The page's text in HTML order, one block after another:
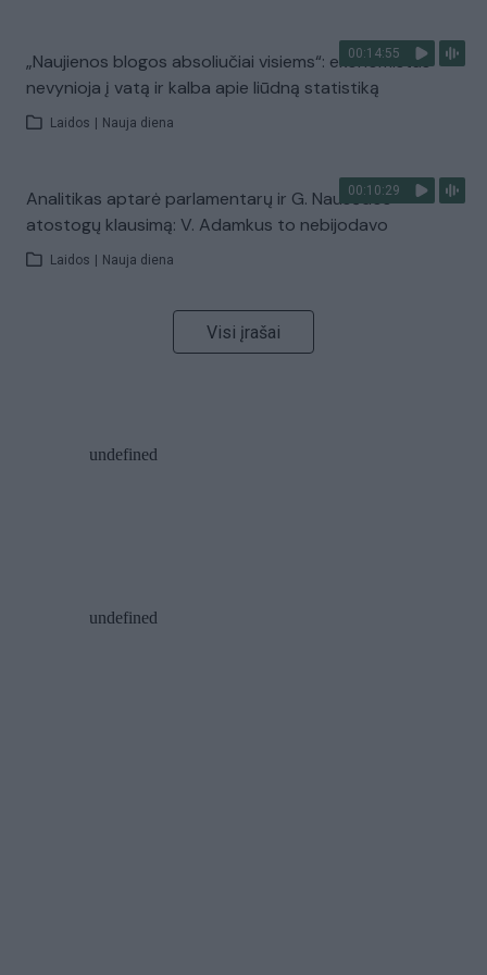
00:14:55
„Naujienos blogos absoliučiai visiems“: ekonomistas
nevynioja į vatą ir kalba apie liūdną statistiką
Laidos Nauja diena
00:10:29
Analitikas aptarė parlamentarų ir G. Nausėdos
atostogų klausimą: V. Adamkus to nebijodavo
Laidos Nauja diena
Visi įrašai